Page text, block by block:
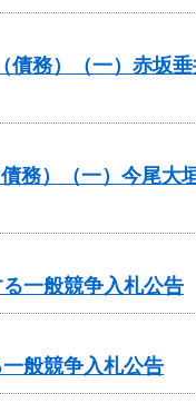
債務）（一）赤坂
債務）（一）今尾
一般競争入札公告
般競争入札公告